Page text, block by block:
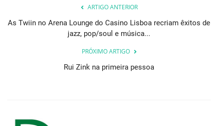
ARTIGO ANTERIOR
As Twiin no Arena Lounge do Casino Lisboa recriam êxitos de
jazz, pop/soul e música...
PRÓXIMO ARTIGO
Rui Zink na primeira pessoa